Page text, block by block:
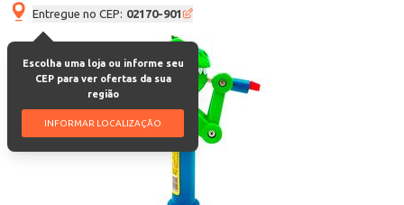
Entregue no CEP: 02170-901
Escolha uma loja ou informe seu
CEP para ver ofertas da sua
região
INFORMAR LOCALIZAÇÃO